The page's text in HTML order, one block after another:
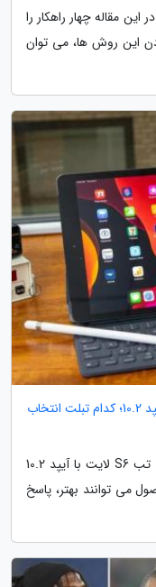
مقاله چهار راهکار را
این روش ها، می توان
مقایسه سامسونگ گلکسی تب S6 لایت با آیپد 10.2؛ کدام تبلت انتخاب
در این مطلب به مقایسه سامسونگ گلکسی تب S6 لایت با آیپد 10.2
می توانند بهتر، پاسخ